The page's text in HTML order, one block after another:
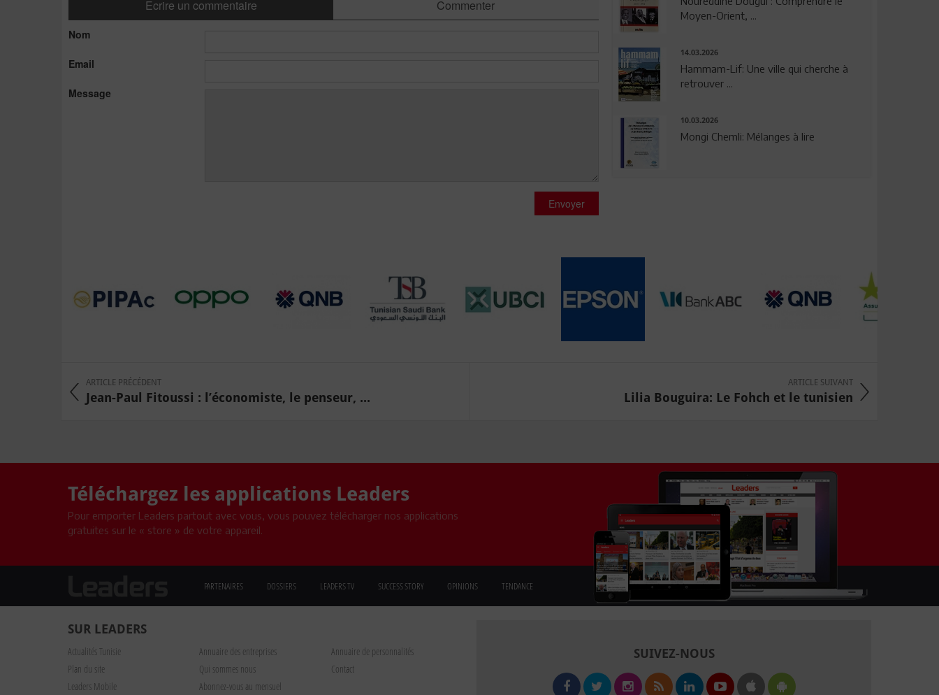
Ecrire un commentaire Commenter
Nom
Email
Message
Envoyer
Moyen-Orient, ...
14.03.2026
Hammam-Lif: Une ville qui cherche à
retrouver ...
10.03.2026
Mongi Chemli: Mélanges à lire
ARTICLE PRÉCÉDENT
Jean-Paul Fitoussi : l’économiste, le penseur, ...
ARTICLE SUIVANT
Lilia Bouguira: Le Fohch et le tunisien
Téléchargez les applications Leaders
Pour emporter Leaders partout avec vous, vous pouvez télécharger nos applications
gratuites sur le « store » de votre appareil.
PARTENAIRES DOSSIERS LEADERS TV SUCCESS STORY OPINIONS TENDANCE
SUR LEADERS
Actualités Tunisie Annuaire des entreprises
Annuaire de personnalités
Plan du site
Qui sommes nous
Contact
Leaders Mobile
Abonnez-vous au mensuel
SUIVEZ-NOUS